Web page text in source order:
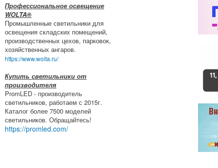
Профессиональное освещение
WOLTA®
Промышленные светильники для
освещения складских помещений,
производственных цехов, парковок,
хозяйственных ангаров.
https://www.wolta.ru/
Купить светильники от
производителя
PromLED - производитель
светильников, работаем с 2015г.
Каталог более 7500 моделей
светильников. Обращайтесь!
https://promled.com/